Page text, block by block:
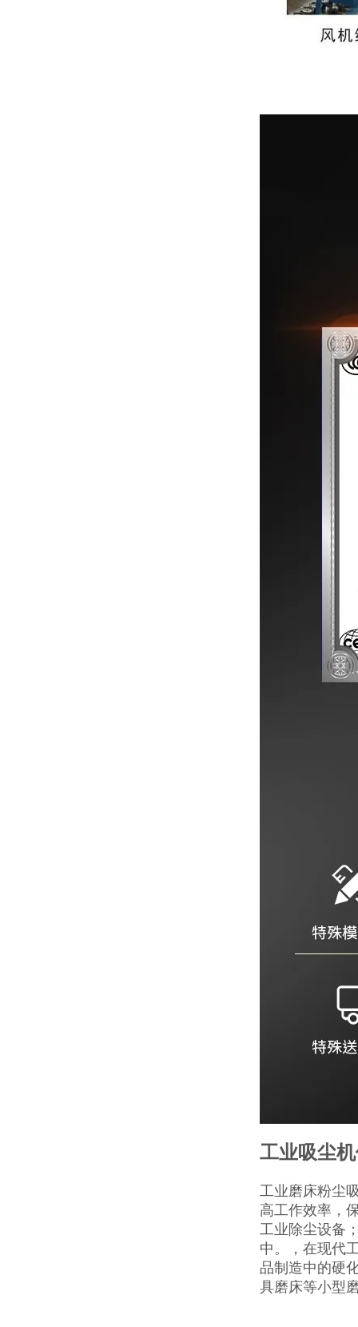
工业吸尘
工业磨床粉尘
高工作效率，
工业除尘设备
中。，在现代
品制造中的硬
具磨床等小型